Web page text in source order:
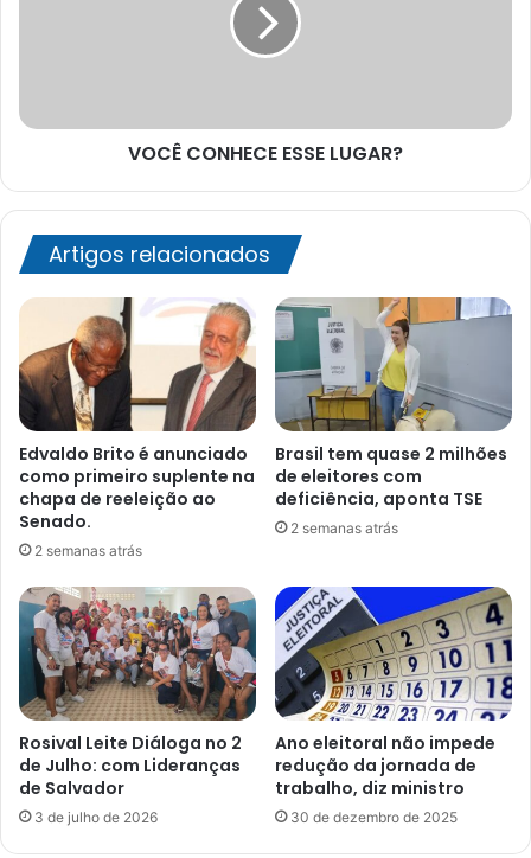
VOCÊ CONHECE ESSE LUGAR?
Artigos relacionados
Edvaldo Brito é anunciado
como primeiro suplente na
chapa de reeleição ao
Senado.
2 semanas atrás
Brasil tem quase 2 milhões
de eleitores com
deficiência, aponta TSE
2 semanas atrás
Rosival Leite Diáloga no 2
de Julho: com Lideranças
de Salvador
3 de julho de 2026
Ano eleitoral não impede
redução da jornada de
trabalho, diz ministro
30 de dezembro de 2025